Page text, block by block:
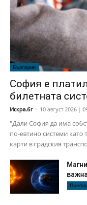
България
София е
билетната
Искра.бг - 10 август 2026 |
"Дали София да има
по-евтино системи като
карти в градския